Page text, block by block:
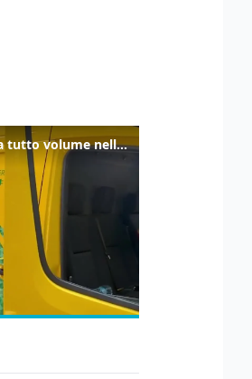
Le canzoni di Guccini sparate a tutto volume nella strada dove abitava